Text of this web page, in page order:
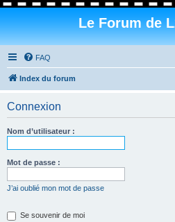
Le Forum de
FAQ
Index du forum
Connexion
Nom d’utilisateur :
Mot de passe :
J’ai oublié mon mot de passe
Se souvenir de moi